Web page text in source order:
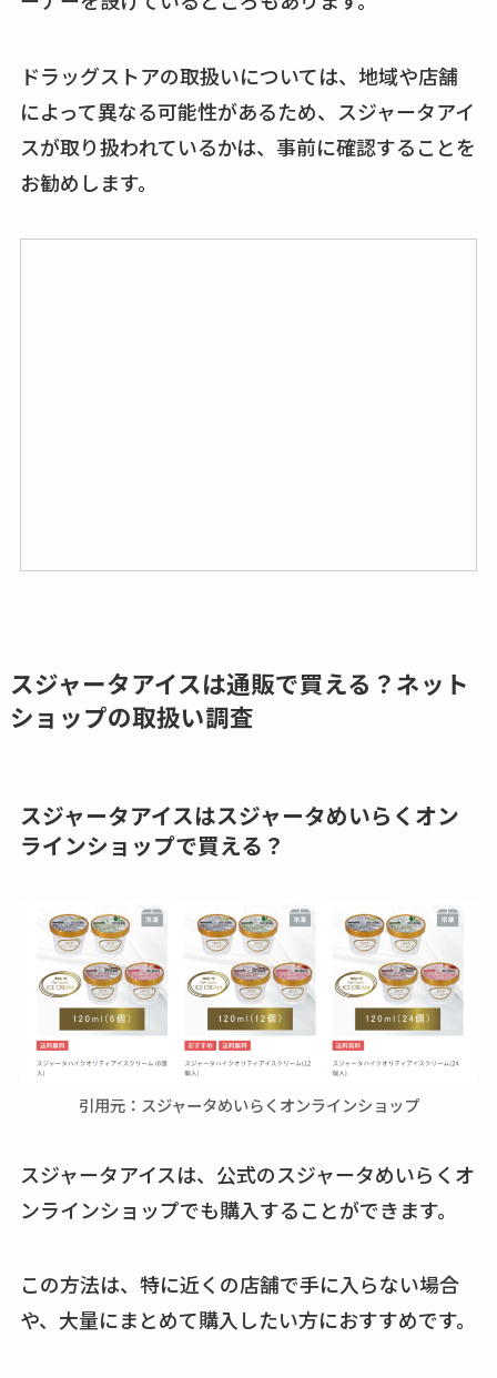
ドラッグストアの取扱いについては、地域や店舗
によって異なる可能性があるため、スジャータアイ
スが取り扱われているかは、事前に確認することを
お勧めします。
スジャータアイスは通販で買える？ネット
ショップの取扱い調査
スジャータアイスはスジャータめいらくオン
ラインショップで買える？
引用元：スジャータめいらくオンラインショップ
スジャータアイスは、公式のスジャータめいらくオ
ンラインショップでも購入することができます。
この方法は、特に近くの店舗で手に入らない場合
や、大量にまとめて購入したい方におすすめです。